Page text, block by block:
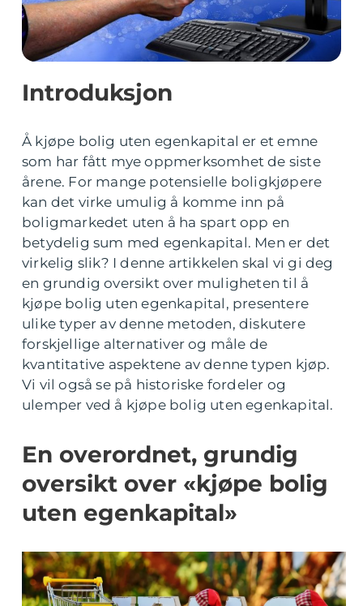
Introduksjon
Å kjøpe bolig uten egenkapital er et emne
som har fått mye oppmerksomhet de siste
årene. For mange potensielle boligkjøpere
kan det virke umulig å komme inn på
boligmarkedet uten å ha spart opp en
betydelig sum med egenkapital. Men er det
virkelig slik? I denne artikkelen skal vi gi deg
en grundig oversikt over muligheten til å
kjøpe bolig uten egenkapital, presentere
ulike typer av denne metoden, diskutere
forskjellige alternativer og måle de
kvantitative aspektene av denne typen kjøp.
Vi vil også se på historiske fordeler og
ulemper ved å kjøpe bolig uten egenkapital.
En overordnet, grundig
oversikt over «kjøpe bolig
uten egenkapital»